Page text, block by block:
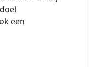
een